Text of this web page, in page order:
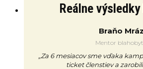
Reálne
Braňo Mráz
Mentor
„Za 6 mesiacov sme vďaka
ticket členstiev a zarobili